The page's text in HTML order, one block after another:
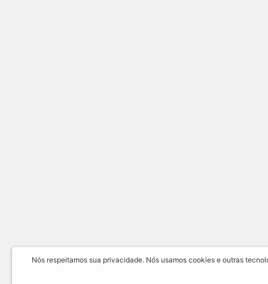
Nós respeitamos sua privacidade. Nós usamos cookies e outras